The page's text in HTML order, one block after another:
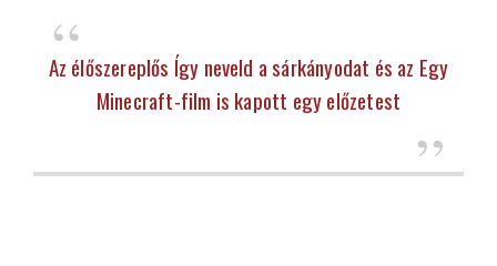
Az élőszereplős Így neveld a sárkányodat és az Egy
Minecraft-film is kapott egy előzetest